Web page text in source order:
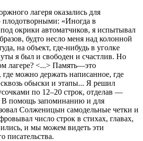
лагеря оказались для
«Иногда в
окрики автоматчиков, я испытывал
будто несло меня над колонной
на объект, где-нибудь в уголке
я был и свободен и счастлив. Но
лагере? <...> Память—это
где можно держать написанное, где
обыски и этапы... Я решил
по 12–20 строк, отделав —
В помощь запоминанию и для
Солженицын самодельные четки и
число строк в стихах, главах,
и мы можем видеть эти
писательства.